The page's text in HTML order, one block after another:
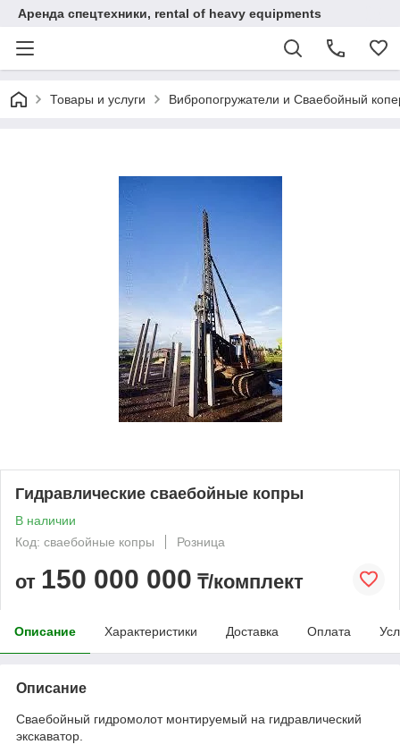
Аренда спецтехники, rental of heavy equipments
Товары и услуги Вибропогружатели и Сваебойный
Гидравлические сваебойные копры
В наличии
Код: сваебойные копры
Розница
от 150 000 000 ₸/комплект
Описание Характеристики Доставка Оплата
Описание
Сваебойный гидромолот монтируемый на гидравлический
экскаватор.